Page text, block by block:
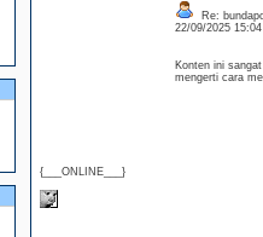
{___ONLINE___}
Re:
22/09/2025
Konten ini
mengerti cara